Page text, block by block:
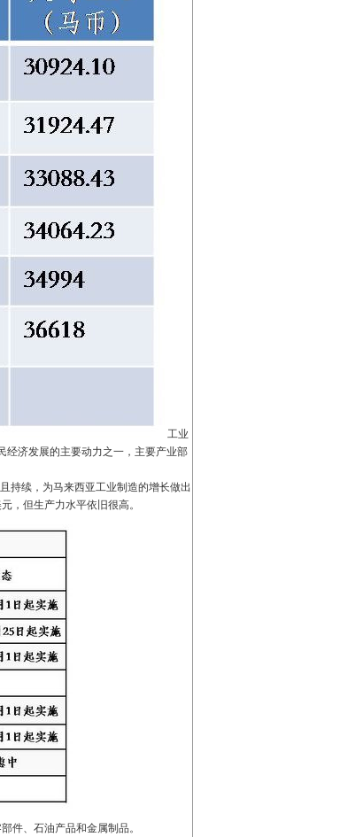
工业
经济发展的主要动力之一，主要产业部
持续，为马来西亚工业制造的增长做出
，但生产力水平依旧很高。
件、石油产品和金属制品。